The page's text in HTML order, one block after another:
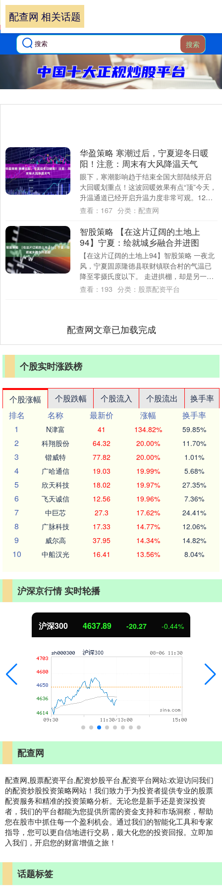
搜索
配查网 相关话题
华盈策略 寒潮过后，宁夏迎冬日暖
阳！注意：周末有大风降温天气
眼下，寒潮影响趋于结束全国大部陆续开启
大回暖划重点！这波回暖效果有点“顶”今天，
升温通道已经开启升温力度非常可观。12月
中旬结束前，各地回暖力度很大，中东部大
查看： 167 分类： 配查网
智股策略 【在这片辽阔的土地上
94】宁夏：绘就城乡融合并进图
【在这片辽阔的土地上94】智股策略 一夜北
风，宁夏固原隆德县联财镇联合村的气温已
降至零摄氏度以下。 走进拱棚，却是另一个
天地：茁壮的油菜舒展着宽大的叶片，纤巧
查看： 193 分类： 股票配资平台
配查网文章已加载完成
个股实时涨跌榜
个股涨幅 个股跌幅 个股流入 个股流出
换手率
排名
名称 最新价 涨幅
换手率
1
N津富 41 134.82% 59.85%
2 科翔股份 64.32 20.00% 11.70%
3 锴威特 77.82 20.00% 1.01%
4 广哈通信 19.03 19.99% 5.68%
5 欣天科技 18.02 19.97% 27.35%
6 飞天诚信 12.56 19.96% 7.36%
7 中巨芯 27.3 17.62% 24.41%
8 广脉科技 17.33 14.77% 12.06%
9 威尔高 37.95 14.34% 14.82%
10 中船汉光 16.41 13.56% 8.04%
沪深京行情 实时轮播
沪深300 4637.89 -20.27 -0.44%
配查网
配查网,股票配资平台,配资炒股平台,配资平台网站:欢迎访问我们
的配资炒股投资策略网站！我们致力于为投资者提供专业的股票
配资服务和精准的投资策略分析。无论您是新手还是资深投资
者，我们的平台都能为您提供所需的资金支持和市场洞察，帮助
您在股市中抓住每一个盈利机会。通过我们的智能化工具和专家
指导，您可以更自信地进行交易，最大化您的投资回报。立即加
入我们，开启您的财富增值之旅！
话题标签